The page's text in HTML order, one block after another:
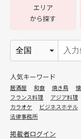
エリア
から探す
人気キーワード
居酒屋 和食 焼き鳥
フランス料理
アジア料理
カラオケ
ビジネスホテル
法律事務所
掲載者ログイン